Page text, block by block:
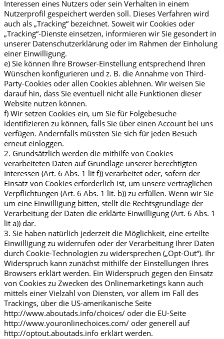
Interessen eines Nutzers oder sein Verhalten in einem
Nutzerprofil gespeichert werden soll. Dieses Verfahren wird
auch als „Tracking“ bezeichnet. Soweit wir Cookies oder
„Tracking“-Dienste einsetzen, informieren wir Sie gesondert in
unserer Datenschutzerklärung oder im Rahmen der Einholung
einer Einwilligung.
e) Sie können Ihre Browser-Einstellung entsprechend Ihren
Wünschen konfigurieren und z. B. die Annahme von Third-
Party-Cookies oder allen Cookies ablehnen. Wir weisen Sie
darauf hin, dass Sie eventuell nicht alle Funktionen dieser
Website nutzen können.
f) Wir setzen Cookies ein, um Sie für Folgebesuche
identifizieren zu können, falls Sie über einen Account bei uns
verfügen. Andernfalls müssten Sie sich für jeden Besuch
erneut einloggen.
2. Grundsätzlich werden die mithilfe von Cookies
verarbeiteten Daten auf Grundlage unserer berechtigten
Interessen (Art. 6 Abs. 1 lit f)) verarbeitet oder, sofern der
Einsatz von Cookies erforderlich ist, um unsere vertraglichen
Verpflichtungen (Art. 6 Abs. 1 lit. b)) zu erfüllen. Wenn wir Sie
um eine Einwilligung bitten, stellt die Rechtsgrundlage der
Verarbeitung der Daten die erklärte Einwilligung (Art. 6 Abs. 1
lit a)) dar.
3. Sie haben natürlich jederzeit die Möglichkeit, eine erteilte
Einwilligung zu widerrufen oder der Verarbeitung Ihrer Daten
durch Cookie-Technologien zu widersprechen („Opt-Out“). Ihr
Widerspruch kann zunächst mithilfe der Einstellungen Ihres
Browsers erklärt werden. Ein Widerspruch gegen den Einsatz
von Cookies zu Zwecken des Onlinemarketings kann auch
mittels einer Vielzahl von Diensten, vor allem im Fall des
Trackings, über die US-amerikanische Seite
http://www.aboutads.info/choices/ oder die EU-Seite
http://www.youronlinechoices.com/ oder generell auf
http://optout.aboutads.info erklärt werden.